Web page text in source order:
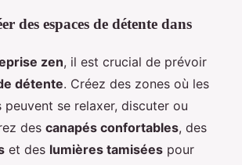
des espaces de détente dans
zen, il est crucial de prévoir
détente. Créez des zones où les
se relaxer, discuter ou
des canapés confortables, des
et des lumières tamisées pour